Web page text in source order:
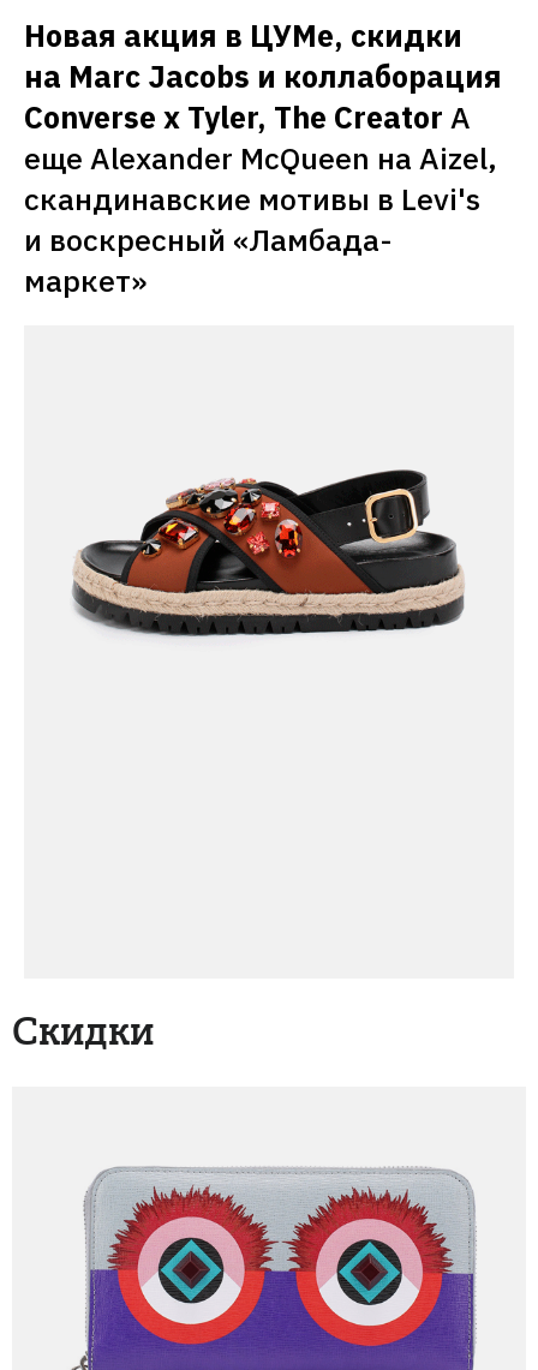
Новая акция в ЦУМе, скидки
на Marc Jacobs и коллаборация
Converse x Tyler, The Creator А
еще Alexander McQueen на Aizel,
скандинавские мотивы в Levi's
и воскресный «Ламбада-
маркет»
Скидки